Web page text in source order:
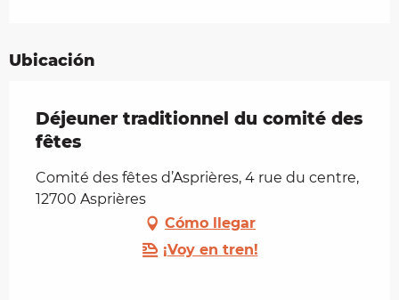
Ubicación
Déjeuner traditionnel du comité des
fêtes
Comité des fêtes d’Asprières, 4 rue du centre,
12700 Asprières
Cómo llegar
¡Voy en tren!